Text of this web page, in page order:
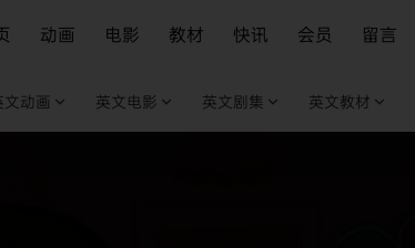
动画 电影 教材 快讯 会员 留言
文动画 英文电影 英文剧集 英文教材